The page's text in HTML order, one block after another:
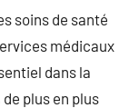
soins de santé
médicaux
dans la
plus en plus